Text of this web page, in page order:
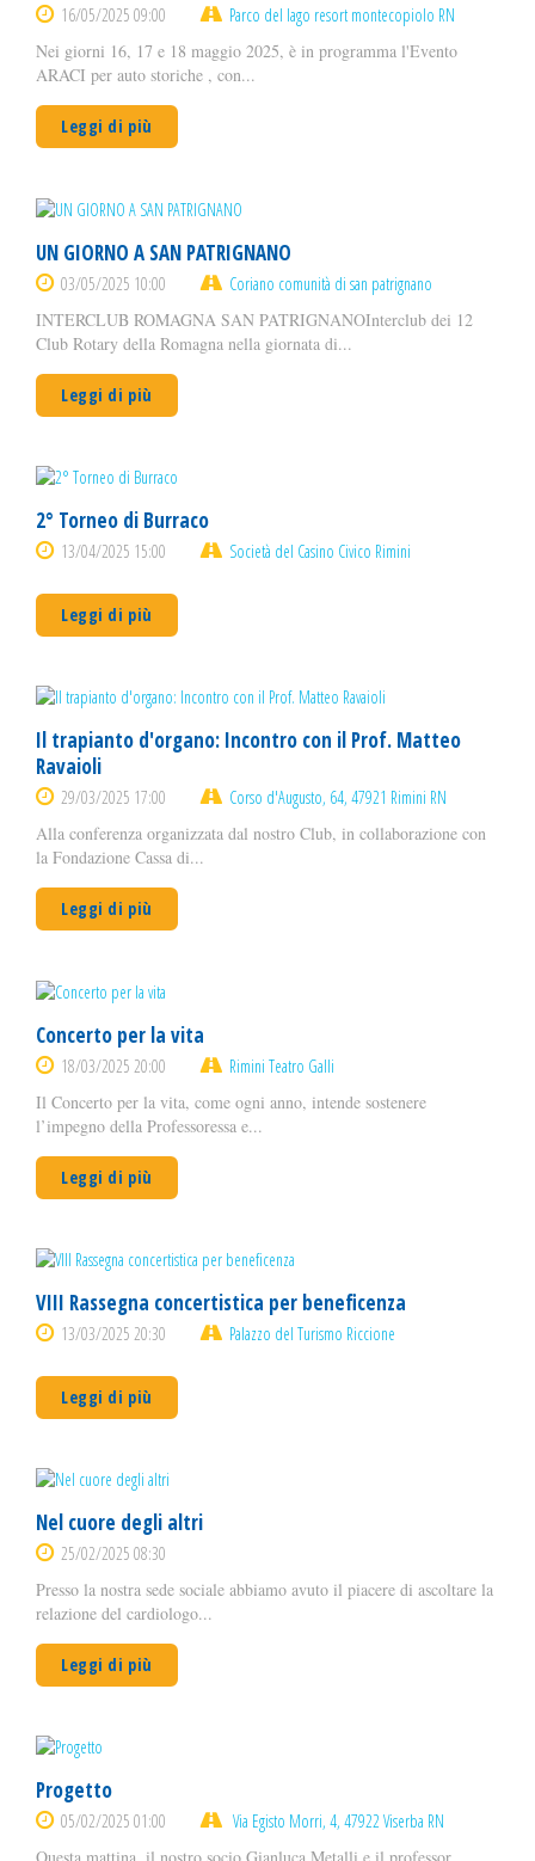
16/05/2025 09:00
Parco del lago resort montecopiolo RN
Nei giorni 16, 17 e 18 maggio 2025, è in programma l'Evento
ARACI per auto storiche , con...
Leggi di più
UN GIORNO A SAN PATRIGNANO
03/05/2025 10:00
Coriano comunità di san patrignano
INTERCLUB ROMAGNA SAN PATRIGNANOInterclub dei 12
Club Rotary della Romagna nella giornata di...
Leggi di più
2° Torneo di Burraco
13/04/2025 15:00 Società del Casino Civico Rimini
Leggi di più
Il trapianto d'organo: Incontro con il Prof. Matteo
Ravaioli
29/03/2025 17:00
Corso d'Augusto, 64, 47921 Rimini RN
Alla conferenza organizzata dal nostro Club, in collaborazione con
la Fondazione Cassa di...
Leggi di più
Concerto per la vita
18/03/2025 20:00
Rimini Teatro Galli
Il Concerto per la vita, come ogni anno, intende sostenere
l’impegno della Professoressa e...
Leggi di più
VIII Rassegna concertistica per beneficenza
13/03/2025 20:30 Palazzo del Turismo Riccione
Leggi di più
Nel cuore degli altri
25/02/2025 08:30
Presso la nostra sede sociale abbiamo avuto il piacere di ascoltare la
relazione del cardiologo...
Leggi di più
Progetto
05/02/2025 01:00
Via Egisto Morri, 4, 47922 Viserba RN